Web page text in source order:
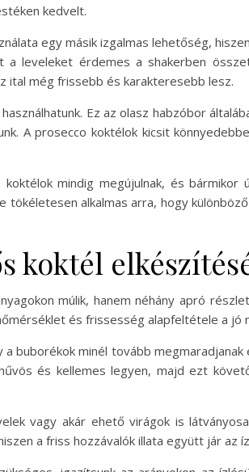
kedvelt.
egy másik izgalmas lehetőség,
a leveleket érdemes a shakerben
ital még frissebb és karakteresebb lesz.
Ez az olasz habzóbor
A prosecco koktélok kicsit
mindig megújulnak, és bármikor
alkalmas arra, hogy
koktél
múlik, hanem néhány apró
és frissesség alapfeltétele a jó
minél tovább
és kellemes legyen, majd ezt
vagy akár ehető virágok is
a friss hozzávalók illata együtt jár az